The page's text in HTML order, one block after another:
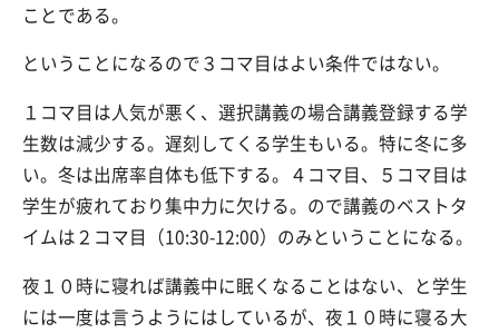
ことである。
ということになるので３コマ目はよい条件ではない。
１コマ目は人気が悪く、選択講義の場合講義登録する学
生数は減少する。遅刻してくる学生もいる。特に冬に多
い。冬は出席率自体も低下する。４コマ目、５コマ目は
学生が疲れており集中力に欠ける。ので講義のベストタ
イムは２コマ目（10:30-12:00）のみということになる。
夜１０時に寝れば講義中に眠くなることはない、と学生
には一度は言うようにはしているが、夜１０時に寝る大